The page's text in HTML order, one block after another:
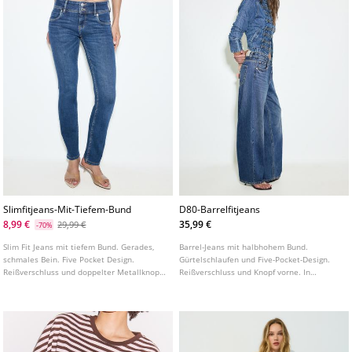
Slimfitjeans-Mit-Tiefem-Bund
8,99 €
-70% 29,99 €
Slim Fit Jeans mit tiefem Bund. Gerades,
schmales Bein. Five Pocket Design.
Reißverschluss und doppelter Metallknopf
D80-Barrelfitjeans
35,99 €
Barrel-Jeans mit halbhohem Bund.
Gürtelschlaufen und Five-Pocket-Design.
Reißverschluss und Knopf vorne. In